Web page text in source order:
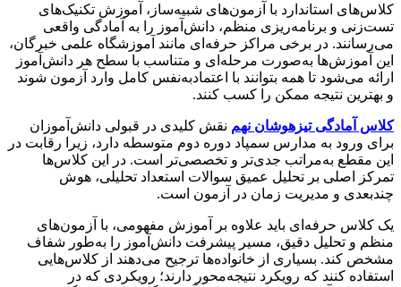
کلاس‌های استاندارد با آزمون‌های شبیه‌ساز، آموزش تکنیک‌های
تست‌زنی و برنامه‌ریزی منظم، دانش‌آموز را به آمادگی واقعی
می‌رسانند. در برخی مراکز حرفه‌ای مانند آموزشگاه علمی خبرگان،
این آموزش‌ها به‌صورت مرحله‌ای و متناسب با سطح هر دانش‌آموز
ارائه می‌شود تا همه بتوانند با اعتمادبه‌نفس کامل وارد آزمون شوند
و بهترین نتیجه ممکن را کسب کنند.
کلاس آمادگی تیزهوشان نهم نقش کلیدی در قبولی دانش‌آموزان
برای ورود به مدارس سمپاد دوره دوم متوسطه دارد، زیرا رقابت در
این مقطع به‌مراتب جدی‌تر و تخصصی‌تر است. در این کلاس‌ها
تمرکز اصلی بر تحلیل عمیق سوالات استعداد تحلیلی، هوش
چندبعدی و مدیریت زمان در آزمون است.
یک کلاس حرفه‌ای باید علاوه بر آموزش مفهومی، با آزمون‌های
منظم و تحلیل دقیق، مسیر پیشرفت دانش‌آموز را به‌طور شفاف
مشخص کند. بسیاری از خانواده‌ها ترجیح می‌دهند از کلاس‌هایی
استفاده کنند که رویکرد نتیجه‌محور دارند؛ رویکردی که در